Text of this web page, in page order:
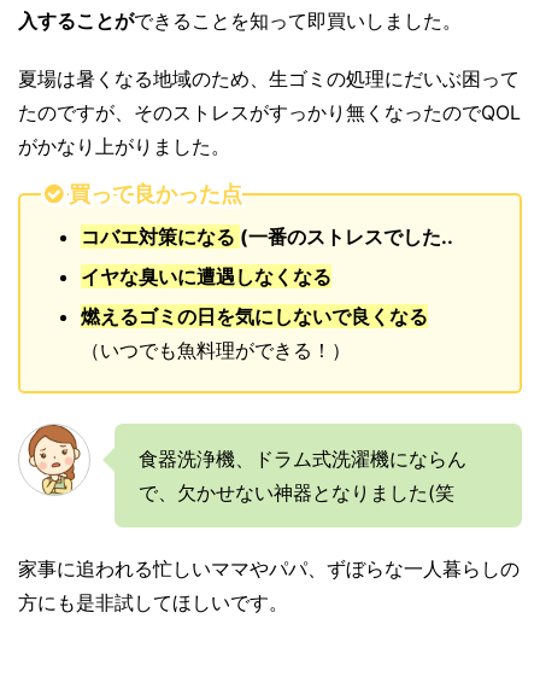
入することができることを知って即買いしました。
夏場は暑くなる地域のため、生ゴミの処理にだいぶ困って
たのですが、そのストレスがすっかり無くなったのでQOL
がかなり上がりました。
買って良かった点
コバエ対策になる (一番のストレスでした..
イヤな臭いに遭遇しなくなる
燃えるゴミの日を気にしないで良くなる
（いつでも魚料理ができる！）
食器洗浄機、ドラム式洗濯機にならん
で、欠かせない神器となりました(笑
家事に追われる忙しいママやパパ、ずぼらな一人暮らしの
方にも是非試してほしいです。